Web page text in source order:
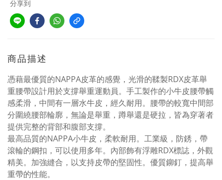
分享到
商品描述
憑藉最優質的NAPPA皮革的感覺，光滑的鞣製RDX皮革舉
重腰帶設計用於支撐舉重運動員。手工製作的小牛皮腰帶觸
感柔滑，中間有一層水牛皮，經久耐用。腰帶的較寬中間部
分圍繞腰部輪廓，無論是舉重，蹲舉還是硬拉，皆為穿著者
提供完整的背部和腹部支撐。
最高品質的NAPPA小牛皮，柔軟耐用。工業級，防銹，帶
滾輪的鋼扣，可以使用多年。內部飾有浮雕RDX標誌，外觀
精美。加強縫合，以支持皮帶的堅固性。優質鉚釘，提高舉
重帶的性能。